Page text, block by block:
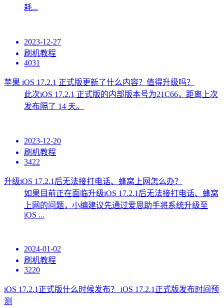
耗...
2023-12-27
刷机教程
4031
苹果 iOS 17.2.1 正式版更新了什么内容？值得升级吗？
此次iOS 17.2.1 正式版的内部版本号为21C66，距离上次
发布隔了 14 天。
2023-12-20
刷机教程
3422
升级iOS 17.2.1后无法接打电话、蜂窝上网怎么办？
如果目前正在面临升级iOS 17.2.1后无法接打电话、蜂窝
上网的问题，小编建议先通过爱思助手将系统升级至
iOS ...
2024-01-02
刷机教程
3220
iOS 17.2.1正式版什么时候发布？ iOS 17.2.1正式版发布时间预
测